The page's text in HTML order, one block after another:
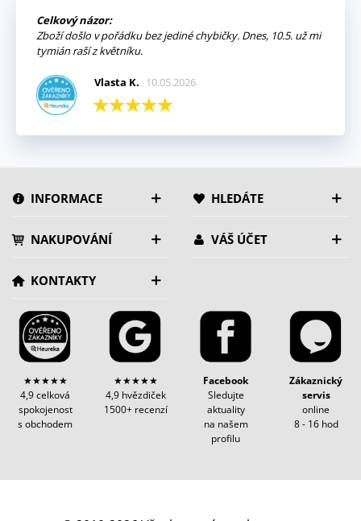
Celkový názor:
Zboží došlo v pořádku bez jediné chybičky. Dnes, 10.5. už mi
tymián raší z květníku.
Vlasta K. 10.05.2026
INFORMACE HLEDÁTE
NAKUPOVÁNÍ VÁŠ ÚČET
KONTAKTY
★★★★★
4,9 celková
spokojenost
s obchodem
★★★★★
4,9 hvězdiček
1500+ recenzí
Facebook
Sledujte
aktuality
na našem
profilu
Zákaznický
servis
online
8 - 16 hod